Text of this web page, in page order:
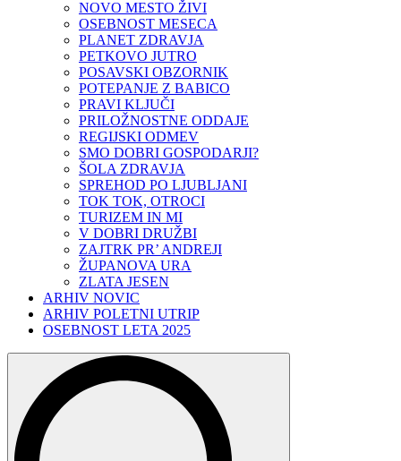
NOVO MESTO ŽIVI
OSEBNOST MESECA
PLANET ZDRAVJA
PETKOVO JUTRO
POSAVSKI OBZORNIK
POTEPANJE Z BABICO
PRAVI KLJUČI
PRILOŽNOSTNE ODDAJE
REGIJSKI ODMEV
SMO DOBRI GOSPODARJI?
ŠOLA ZDRAVJA
SPREHOD PO LJUBLJANI
TOK TOK, OTROCI
TURIZEM IN MI
V DOBRI DRUŽBI
ZAJTRK PR’ ANDREJI
ŽUPANOVA URA
ZLATA JESEN
ARHIV NOVIC
ARHIV POLETNI UTRIP
OSEBNOST LETA 2025